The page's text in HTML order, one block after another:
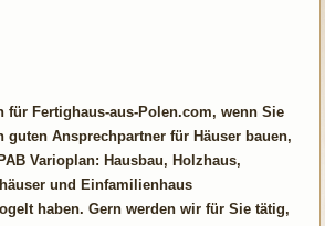
für Fertighaus-aus-Polen.com, wenn Sie
guten Ansprechpartner für Häuser bauen,
Varioplan: Hausbau, Holzhaus,
und Einfamilienhaus
haben. Gern werden wir für Sie tätig,